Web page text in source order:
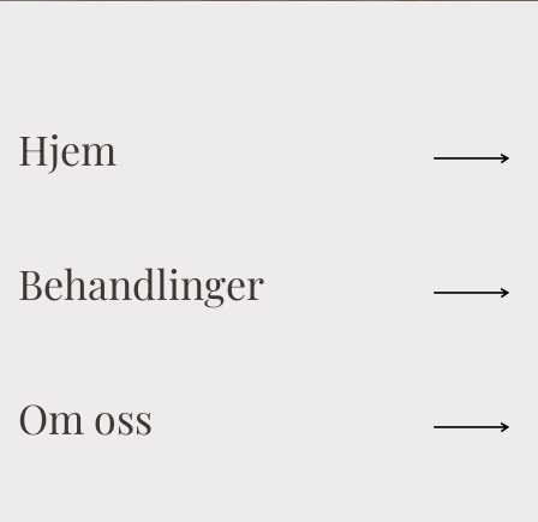
Hjem
Behandlinger
Om oss